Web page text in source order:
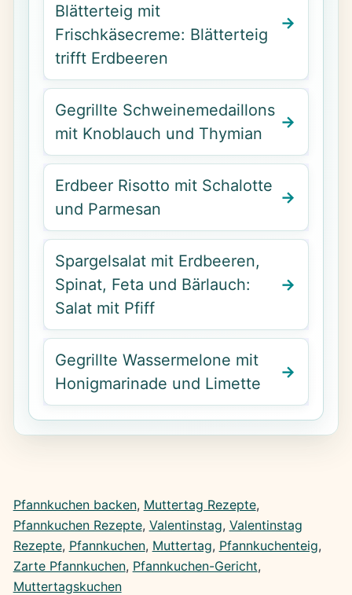
Blätterteig mit
Frischkäsecreme: Blätterteig
trifft Erdbeeren
Gegrillte Schweinemedaillons
mit Knoblauch und Thymian
Erdbeer Risotto mit Schalotte
und Parmesan
Spargelsalat mit Erdbeeren,
Spinat, Feta und Bärlauch:
Salat mit Pfiff
Gegrillte Wassermelone mit
Honigmarinade und Limette
Pfannkuchen backen, Muttertag Rezepte
Pfannkuchen Rezepte, Valentinstag, Valentinstag
Rezepte, Pfannkuchen, Muttertag, Pfannkuchenteig
Zarte Pfannkuchen, Pfannkuchen-Gericht
Muttertagskuchen